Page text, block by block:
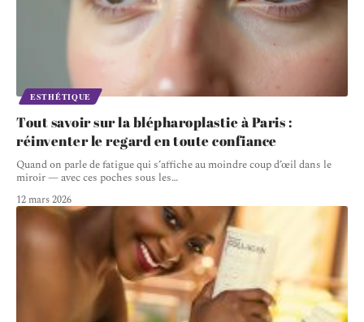
ESTHÉTIQUE
Tout savoir sur la blépharoplastie à Paris :
réinventer le regard en toute confiance
Quand on parle de fatigue qui s’affiche au moindre coup d’œil dans le
miroir — avec ces poches sous les…
12 mars 2026